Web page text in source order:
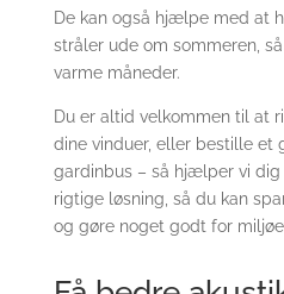
De kan også hjælpe med at
stråler ude om sommeren,
varme måneder.
Du er altid velkommen til at
dine vinduer, eller bestille et
gardinbus – så hjælper vi
rigtige løsning, så du kan
og gøre noget godt for